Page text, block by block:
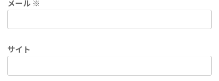
メール ※
サイト